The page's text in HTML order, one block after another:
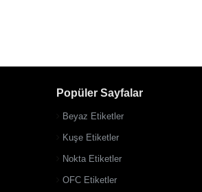
Popüler Sayfalar
Beyaz Etiketler
Kuşe Etiketler
Nokta Etiketler
OFC Etiketler